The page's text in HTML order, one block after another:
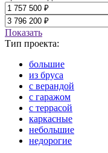
Показать
Тип проекта:
большие
из бруса
с верандой
с гаражом
с террасой
каркасные
небольшие
недорогие